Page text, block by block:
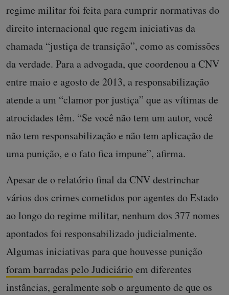
regime militar foi feita para cumprir normativas do
direito internacional que regem iniciativas da
chamada “justiça de transição”, como as comissões
da verdade. Para a advogada, que coordenou a CNV
entre maio e agosto de 2013, a responsabilização
atende a um “clamor por justiça” que as vítimas de
atrocidades têm. “Se você não tem um autor, você
não tem responsabilização e não tem aplicação de
uma punição, e o fato fica impune”, afirma.
Apesar de o relatório final da CNV destrinchar
vários dos crimes cometidos por agentes do Estado
ao longo do regime militar, nenhum dos 377 nomes
apontados foi responsabilizado judicialmente.
Algumas iniciativas para que houvesse punição
foram barradas pelo Judiciárioem diferentes
instâncias, geralmente sob o argumento de que os